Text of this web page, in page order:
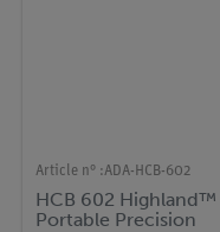
Article n° :ADA-HCB-602
HCB 602 Highland™
Portable Precision